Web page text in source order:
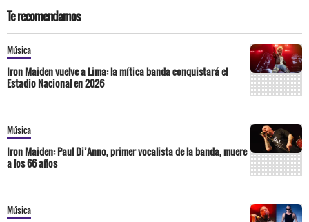
Te recomendamos
Música
Iron Maiden vuelve a Lima: la mítica banda conquistará el
Estadio Nacional en 2026
Música
Iron Maiden: Paul Di’Anno, primer vocalista de la banda, muere
a los 66 años
Música